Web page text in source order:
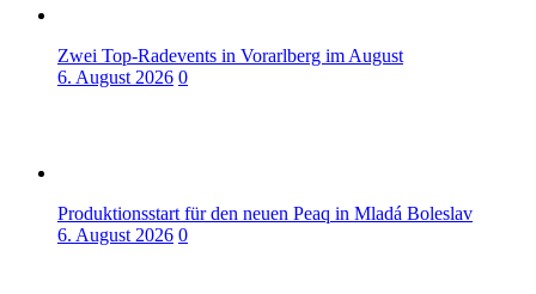
Zwei Top-Radevents in Vorarlberg im August
6. August 2026 0
Produktionsstart für den neuen Peaq in Mladá Boleslav
6. August 2026 0